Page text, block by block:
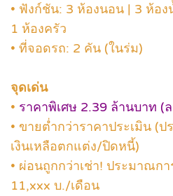
• ฟังก์ชัน: 3 ห้องนอน | 3 ห้อง
1 ห้องครัว
• ที่จอดรถ: 2 คัน (ในร่ม)
จุดเด่น
• ราคาพิเศษ 2.39 ล้านบาท (
• ขายต่ำกว่าราคาประเมิน (
เงินเหลือตกแต่ง/ปิดหนี้)
• ผ่อนถูกกว่าเช่า! ประมาณก
11,xxx บ./เดือน